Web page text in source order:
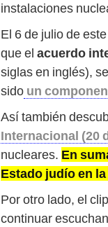
instalaciones
El 6 de julio de
que el acuerdo
siglas en inglés),
sido un
Así también
Internacional (20
nucleares. En
Estado judío en
Por otro lado, el
continuar